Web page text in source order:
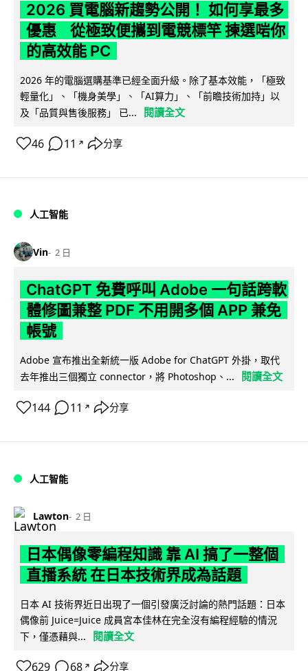
2026 買電腦新趨勢公開！ 如何享最多
優惠 從極致便攜到電競標竿 揀選啱你
的高效能 PC
2026 年的電腦選購基準已經全面升級。除了基本效能，「極致
輕量化」、「機身美學」、「AI算力」、「前瞻技術加持」以
及「品質與售後服務」 已...
閱讀全文
46 11 ↗ 分享
人工智能
Vin 2 日
ChatGPT 免費呼叫 Adobe 一句話跨軟
體修圖兼整 PDF 不用開多個 APP 兼免
帳號
Adobe 宣布推出全新統一版 Adobe for ChatGPT 外掛，取代
去年推出三個獨立 connector，將 Photoshop、...
閱讀全文
144 11 ↗ 分享
人工智能
Lawton 2 日
日本偶像零編程知識 靠 AI 搞了一整個
直播系統 在日本技術界成為話題
日本 AI 技術界近日出現了一個引發廣泛討論的熱門話題：日本
偶像前 Juice=Juice 成員宮本佳林在完全沒有編程經驗的情況
下，僅憑藉與...
閱讀全文
629 68 ↗ 分享